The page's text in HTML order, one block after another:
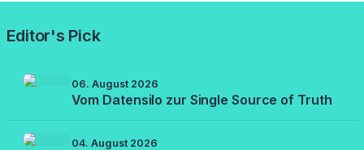
Editor's Pick
06. August 2026
Vom Datensilo zur Single Source of Truth
04. August 2026